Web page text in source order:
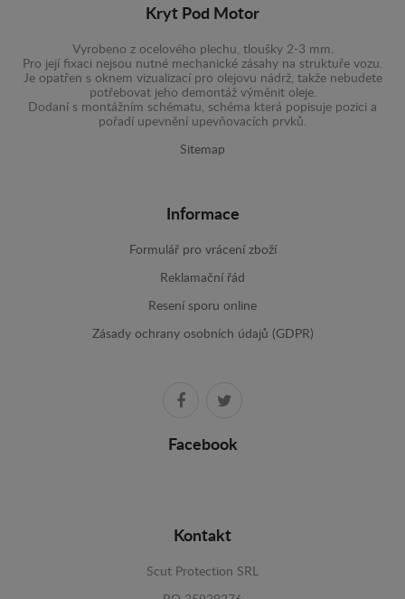
Kryt Pod Motor
Vyrobeno z ocelového plechu, tloušky 2-3 mm.
Pro její fixaci nejsou nutné mechanické zásahy na struktuře vozu.
Je opatřen s oknem vizualizací pro olejovu nádrž, takže nebudete
potřebovat jeho demontáž výměnit oleje.
Dodaní s montážním schématu, schéma která popisuje pozici a
pořadí upevnění upevňovacích prvků.
Sitemap
Informace
Formulář pro vrácení zboží
Reklamační řád
Resení sporu online
Zásady ochrany osobních údajů (GDPR)
Facebook
Kontakt
Scut Protection SRL